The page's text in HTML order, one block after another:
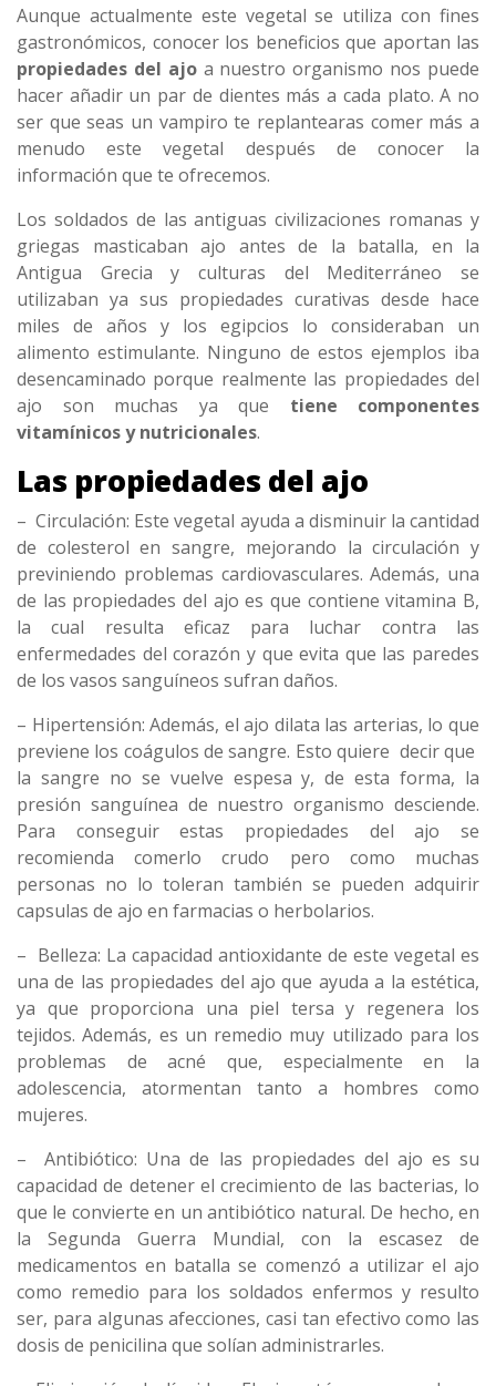
Aunque actualmente este vegetal se utiliza con fines
gastronómicos, conocer los beneficios que aportan las
propiedades del ajoa nuestro organismo nos puede
hacer añadir un par de dientes más a cada plato. A no
ser que seas un vampiro te replantearas comer más a
menudo este vegetal después de conocer la
información que te ofrecemos.
Los soldados de las antiguas civilizaciones romanas y
griegas masticaban ajo antes de la batalla, en la
Antigua Grecia y culturas del Mediterráneo se
utilizaban ya sus propiedades curativas desde hace
miles de años y los egipcios lo consideraban un
alimento estimulante. Ninguno de estos ejemplos iba
desencaminado porque realmente las propiedades del
ajo son muchas ya que tiene componentes
vitamínicos y nutricionales.
Las propiedades del ajo
– Circulación: Este vegetal ayuda a disminuir la cantidad
de colesterol en sangre, mejorando la circulación y
previniendo problemas cardiovasculares. Además, una
de las propiedades del ajo es que contiene vitamina B,
la cual resulta eficaz para luchar contra las
enfermedades del corazón y que evita que las paredes
de los vasos sanguíneos sufran daños.
– Hipertensión: Además, el ajo dilata las arterias, lo que
previene los coágulos de sangre. Esto quiere decir que
la sangre no se vuelve espesa y, de esta forma, la
presión sanguínea de nuestro organismo desciende.
Para conseguir estas propiedades del ajo se
recomienda comerlo crudo pero como muchas
personas no lo toleran también se pueden adquirir
capsulas de ajo en farmacias o herbolarios.
– Belleza: La capacidad antioxidante de este vegetal es
una de las propiedades del ajo que ayuda a la estética,
ya que proporciona una piel tersa y regenera los
tejidos. Además, es un remedio muy utilizado para los
problemas de acné que, especialmente en la
adolescencia, atormentan tanto a hombres como
mujeres.
– Antibiótico: Una de las propiedades del ajo es su
capacidad de detener el crecimiento de las bacterias, lo
que le convierte en un antibiótico natural. De hecho, en
la Segunda Guerra Mundial, con la escasez de
medicamentos en batalla se comenzó a utilizar el ajo
como remedio para los soldados enfermos y resulto
ser, para algunas afecciones, casi tan efectivo como las
dosis de penicilina que solían administrarles.